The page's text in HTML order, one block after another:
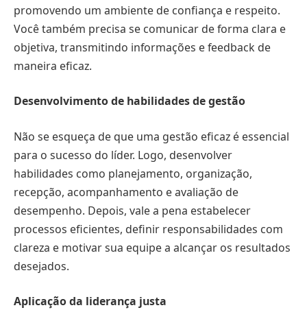
promovendo um ambiente de confiança e respeito.
Você também precisa se comunicar de forma clara e
objetiva, transmitindo informações e feedback de
maneira eficaz.
Desenvolvimento de habilidades de gestão
Não se esqueça de que uma gestão eficaz é essencial
para o sucesso do líder. Logo, desenvolver
habilidades como planejamento, organização,
recepção, acompanhamento e avaliação de
desempenho. Depois, vale a pena estabelecer
processos eficientes, definir responsabilidades com
clareza e motivar sua equipe a alcançar os resultados
desejados.
Aplicação da liderança justa